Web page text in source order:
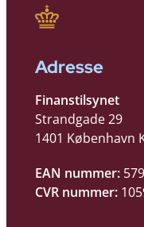
Adresse
Finanstilsynet
Strandgade 29
1401 København
EAN nummer:
CVR nummer: